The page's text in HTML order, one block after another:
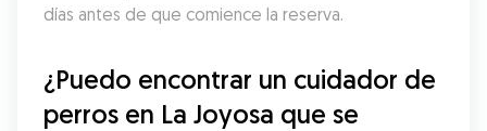
días antes de que comience la reserva.
¿Puedo encontrar un cuidador de
perros en La Joyosa que se